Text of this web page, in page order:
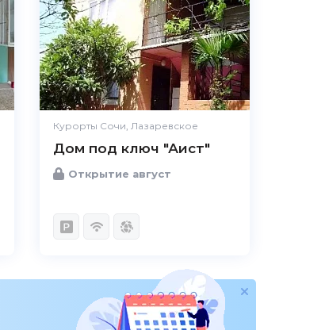
Курорты Сочи, Лазаревское
Дом под ключ "Аист"
Открытие август